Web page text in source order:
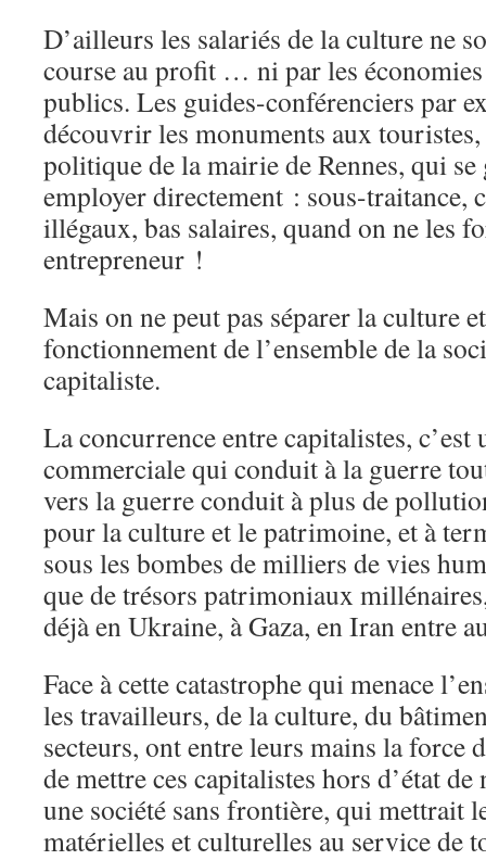
D’ailleurs les salariés de la culture ne
course au profit … ni par les
publics. Les guides-conférenciers par
découvrir les monuments aux
politique de la mairie de Rennes, qui se
employer directement : sous-traitance,
illégaux, bas salaires, quand on ne les
entrepreneur !
Mais on ne peut pas séparer la culture
fonctionnement de l’ensemble de la
capitaliste.
La concurrence entre capitalistes, c’est
commerciale qui conduit à la guerre
vers la guerre conduit à plus de
pour la culture et le patrimoine, et à
sous les bombes de milliers de vies
que de trésors patrimoniaux
déjà en Ukraine, à Gaza, en Iran entre
Face à cette catastrophe qui menace
les travailleurs, de la culture, du
secteurs, ont entre leurs mains la force
de mettre ces capitalistes hors d’état
une société sans frontière, qui mettrait
matérielles et culturelles au service de